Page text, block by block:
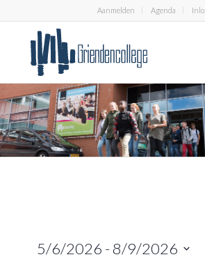
Aanmelden Agenda
5/6/2026 - 8/9/2026